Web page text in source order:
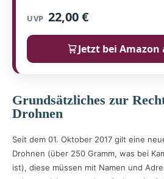
UVP 22,00 €
Jetzt bei
Grundsätzliches zur
Drohnen
Seit dem 01. Oktober 2017 gilt eine
Drohnen (über 250 Gramm, was bei
ist), diese müssen mit Namen und